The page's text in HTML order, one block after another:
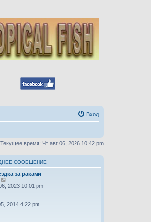
Вход
Текущее время: Чт авг 06, 2026 10:42 pm
СООБЩЕНИЕ
за раками
е
р
й
к
2023 10:01 pm
2014 4:22 pm